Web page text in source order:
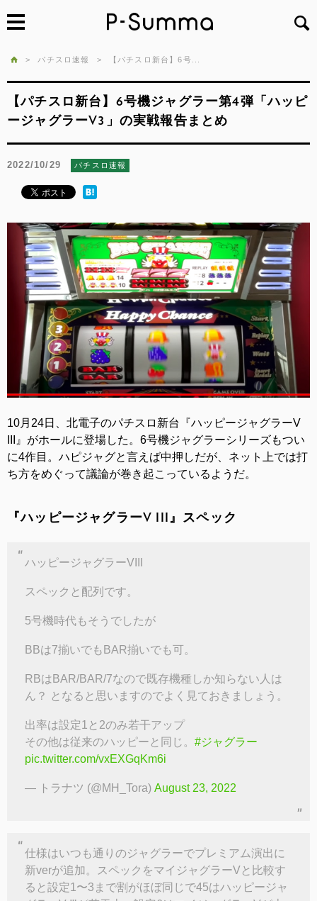
> パチスロ速報 > 【パチスロ新台】6号...
【パチスロ新台】6号機ジャグラー第4弾「ハッピ
ージャグラーV3」の実戦報告まとめ
2022/10/29 パチスロ速報
10月24日、北電子のパチスロ新台『ハッピージャグラーV
III』がホールに登場した。6号機ジャグラーシリーズもつい
に4作目。ハピジャグと言えば中押しだが、ネット上では打
ち方をめぐって議論が巻き起こっているようだ。
『ハッピージャグラーV III』スペック
ハッピージャグラーVIII
スペックと配列です。
5号機時代もそうでしたが
BBは7揃いでもBAR揃いでも可。
RBはBAR/BAR/7なので既存機種しか知らない人は
ん？ となると思いますのでよく見ておきましょう。
出率は設定1と2のみ若干アップ
その他は従来のハッピーと同じ。 #ジャグラー
pic.twitter.com/vxEXGqKm6i
— トラナツ (@MH_Tora) August 23, 2022
仕様はいつも通りのジャグラーでプレミアム演出に
新verが追加。スペックをマイジャグラーVと比較す
ると設定1〜3まで割がほぼ同じで45はハッピージャ